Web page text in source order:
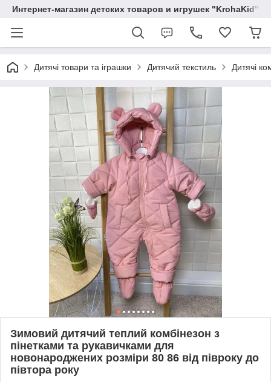
Интернет-магазин детских товаров и игрушек "KrohaKid"
Дитячі товари та іграшки Дитячий текстиль Дитячі
Зимовий дитячий теплий комбінезон з
пінетками та рукавичками для
новонароджених розміри 80 86 від півроку до
півтора року